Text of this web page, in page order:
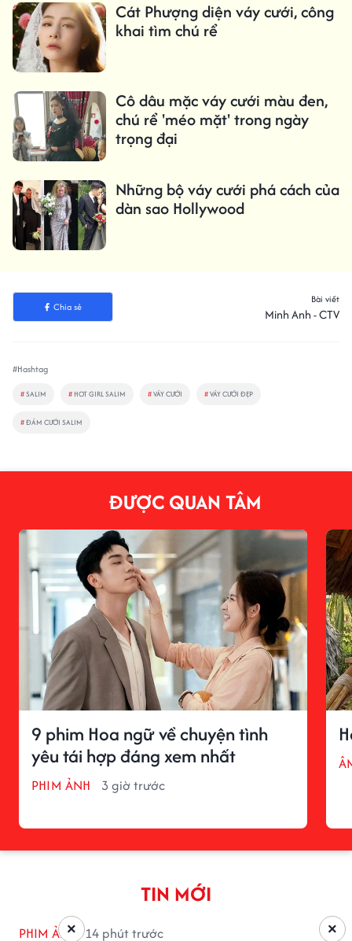
Cát Phượng diện váy cưới, công
khai tìm chú rể
Cô dâu mặc váy cưới màu đen,
chú rể 'méo mặt' trong ngày
trọng đại
Những bộ váy cưới phá cách của
dàn sao Hollywood
Chia sẻ
Bài viết
Minh Anh - CTV
#Hashtag
#SALIM # HOT GIRL SALIM #VÁY CƯỚI #VÁY CƯỚI ĐẸP
#ĐÁM CƯỚI SALIM
ĐƯỢC QUAN TÂM
9 phim Hoa ngữ về chuyện tình
yêu tái hợp đáng xem nhất
PHIM ẢNH 3 giờ trước
TIN MỚI
PHIM ẢNH 14 phút trước ×
×